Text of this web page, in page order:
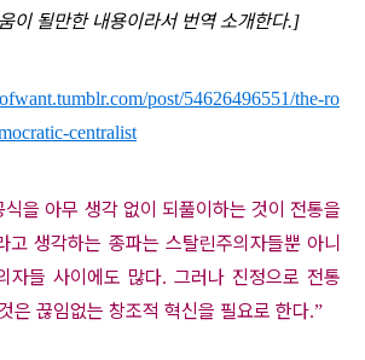
이 될만한 내용이라서 번역 소개한다.]
post/54626496551/the-ro
centralist
식을 아무 생각 없이 되풀이하는 것이 전통을
고 생각하는 종파는 스탈린주의자들뿐 아니
자들 사이에도 많다. 그러나 진정으로 전통
은 끊임없는 창조적 혁신을 필요로 한다.”